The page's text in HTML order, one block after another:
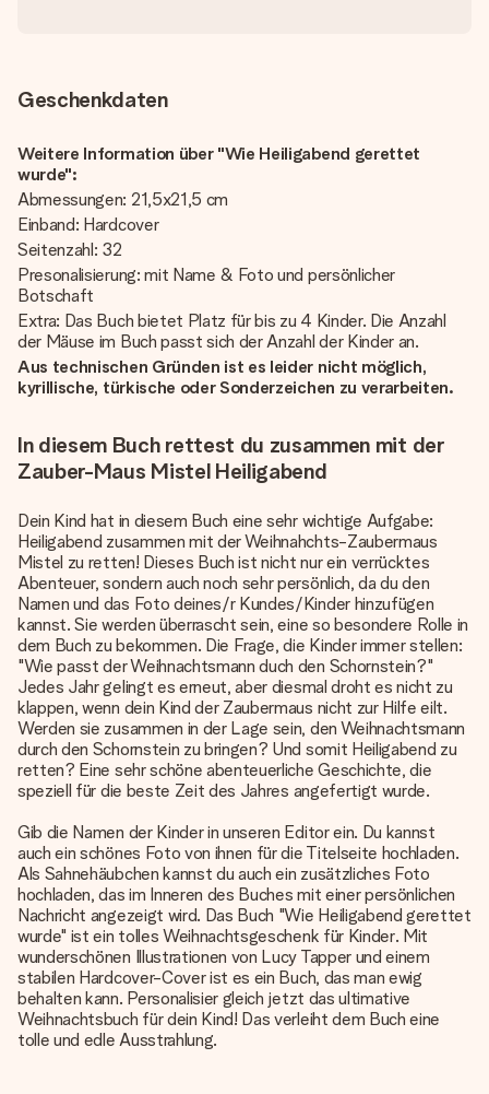
Geschenkdaten
Weitere Information über "Wie Heiligabend gerettet
wurde":
Abmessungen: 21,5x21,5 cm
Einband: Hardcover
Seitenzahl: 32
Presonalisierung: mit Name & Foto und persönlicher
Botschaft
Extra: Das Buch bietet Platz für bis zu 4 Kinder. Die Anzahl
der Mäuse im Buch passt sich der Anzahl der Kinder an.
Aus technischen Gründen ist es leider nicht möglich,
kyrillische, türkische oder Sonderzeichen zu verarbeiten.
In diesem Buch rettest du zusammen mit der
Zauber-Maus Mistel Heiligabend
Dein Kind hat in diesem Buch eine sehr wichtige Aufgabe:
Heiligabend zusammen mit der Weihnahchts-Zaubermaus
Mistel zu retten! Dieses Buch ist nicht nur ein verrücktes
Abenteuer, sondern auch noch sehr persönlich, da du den
Namen und das Foto deines/r Kundes/Kinder hinzufügen
kannst. Sie werden überrascht sein, eine so besondere Rolle in
dem Buch zu bekommen. Die Frage, die Kinder immer stellen:
"Wie passt der Weihnachtsmann duch den Schornstein?"
Jedes Jahr gelingt es erneut, aber diesmal droht es nicht zu
klappen, wenn dein Kind der Zaubermaus nicht zur Hilfe eilt.
Werden sie zusammen in der Lage sein, den Weihnachtsmann
durch den Schornstein zu bringen? Und somit Heiligabend zu
retten? Eine sehr schöne abenteuerliche Geschichte, die
speziell für die beste Zeit des Jahres angefertigt wurde.
Gib die Namen der Kinder in unseren Editor ein. Du kannst
auch ein schönes Foto von ihnen für die Titelseite hochladen.
Als Sahnehäubchen kannst du auch ein zusätzliches Foto
hochladen, das im Inneren des Buches mit einer persönlichen
Nachricht angezeigt wird. Das Buch "Wie Heiligabend gerettet
wurde" ist ein tolles Weihnachtsgeschenk für Kinder. Mit
wunderschönen Illustrationen von Lucy Tapper und einem
stabilen Hardcover-Cover ist es ein Buch, das man ewig
behalten kann. Personalisier gleich jetzt das ultimative
Weihnachtsbuch für dein Kind! Das verleiht dem Buch eine
tolle und edle Ausstrahlung.